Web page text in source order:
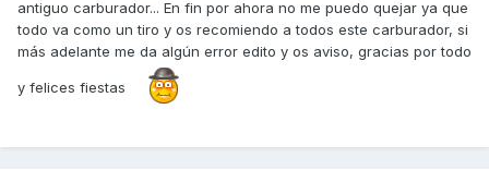
antiguo carburador... En fin por ahora no me puedo quejar ya que
todo va como un tiro y os recomiendo a todos este carburador, si
más adelante me da algún error edito y os aviso, gracias por todo
y felices fiestas